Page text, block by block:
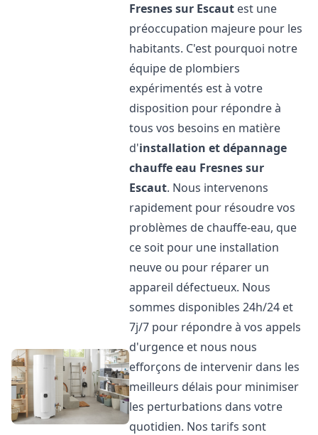
Fresnes sur Escaut est une
préoccupation majeure pour les
habitants. C'est pourquoi notre
équipe de plombiers
expérimentés est à votre
disposition pour répondre à
tous vos besoins en matière
d'installation et dépannage
chauffe eau Fresnes sur
Escaut. Nous intervenons
rapidement pour résoudre vos
problèmes de chauffe-eau, que
ce soit pour une installation
neuve ou pour réparer un
appareil défectueux. Nous
sommes disponibles 24h/24 et
7j/7 pour répondre à vos appels
d'urgence et nous nous
efforçons de intervenir dans les
meilleurs délais pour minimiser
les perturbations dans votre
quotidien. Nos tarifs sont